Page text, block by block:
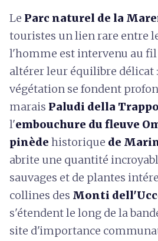
Le Parc naturel de la
touristes un lien rare entre
l'homme est intervenu au fil
altérer leur équilibre délicat
végétation se fondent
marais Paludi della
l'embouchure du fleuve
pinède historique de
abrite une quantité
sauvages et de plantes
collines des Monti
s'étendent le long de la
site d'importance